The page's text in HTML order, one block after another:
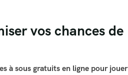
vos chances de
à sous gratuits en ligne pour jouer